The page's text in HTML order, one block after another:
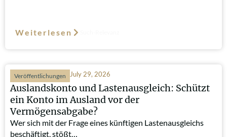
Weiterlesen
Veröffentlichungen July 29, 2026
Auslandskonto und Lastenausgleich: Schützt
ein Konto im Ausland vor der
Vermögensabgabe?
Wer sich mit der Frage eines künftigen Lastenausgleichs
beschäftigt, stößt…